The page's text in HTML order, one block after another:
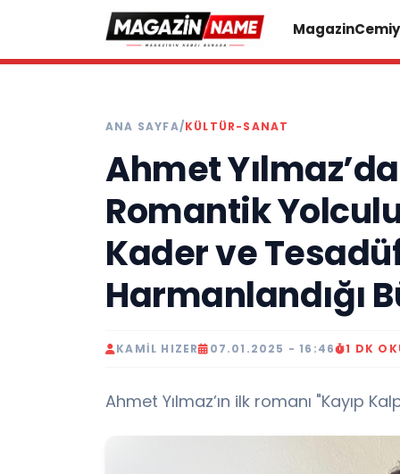
Magazin
ANA SAYFA/KÜLTÜR-SANAT
Ahmet
Romantik
Kader ve
Harmanlandığı
KAMIL HIZER 07.01.2025 - 16:46 1 DK
Ahmet Yılmaz’ın ilk romanı "Kayıp